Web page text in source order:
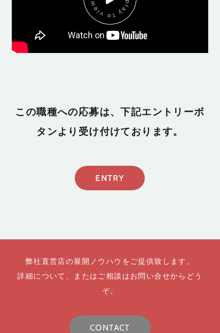
この職種への応募は、下記エントリーボ
タンより受け付けております。
ENTRY
弊社直営店の展開ノウハウをご提供致します。
詳細について、またはご相談はお問い合せからどう
ぞ。
CONTACT